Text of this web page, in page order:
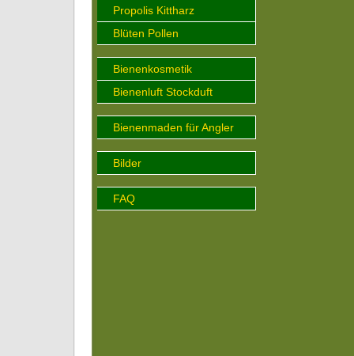
Propolis Kittharz
Blüten Pollen
Bienenkosmetik
Bienenluft Stockduft
Bienenmaden für Angler
Bilder
FAQ